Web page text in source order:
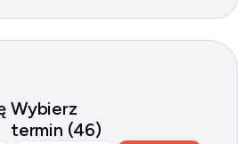
Wybierz
termin (46)